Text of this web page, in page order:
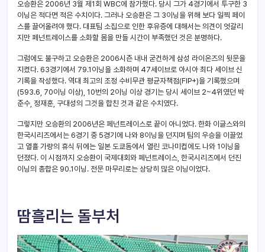
오승환은 2006년 3월 제1회 WBC에 참가했다. 당시 그가 4경기에서 투구한 3
이닝은 적다면 적은 수치이다. 그러나 오승환은 그 3이닝을 위해 보다 일찍 페이
스를 끌어올려야 했다. 대표팀 소집으로 인한 후유증에 대해서는 의견이 엇갈리
지만 페넌트레이스를 소화할 몸을 만들 시간이 부족했던 것은 분명하다.
그럼에도 불구하고 오승환은 2006시즌 내내 굳건하게 삼성 라이온즈의 뒷문을
지켰다. 63경기에서 79.1이닝을 소화하며 47세이브로 아시아 최다 세이브 신
기록을 작성했다. 역대 최고의 조정 수비무관 평균자책점(FIP+)을 기록했으며
(593.6, 70이닝 이상), 10번의 2이닝 이상 경기는 당시 세이브 2~4위였던 박
준수, 정재훈, 구대성의 그것을 합친 것과 같은 수치였다.
그렇지만 오승환의 2006년은 페넌트레이스로 끝이 아니었다. 한화 이글스와의
한국시리즈에서는 6경기 중 5경기에 나와 8이닝을 던지며 팀의 우승을 이끌었
고 열흘 가량의 휴식 뒤에는 일본 도쿄돔에서 열린 코나미컵에도 나와 1이닝을
던졌다. 이 시점까지 오승환이 국제대회와 페넌트레이스, 한국시리즈에서 던진
이닝의 총합은 90.1이닝. 전문 마무리로는 상당히 많은 이닝이었다.
땀흘리는 돌부처